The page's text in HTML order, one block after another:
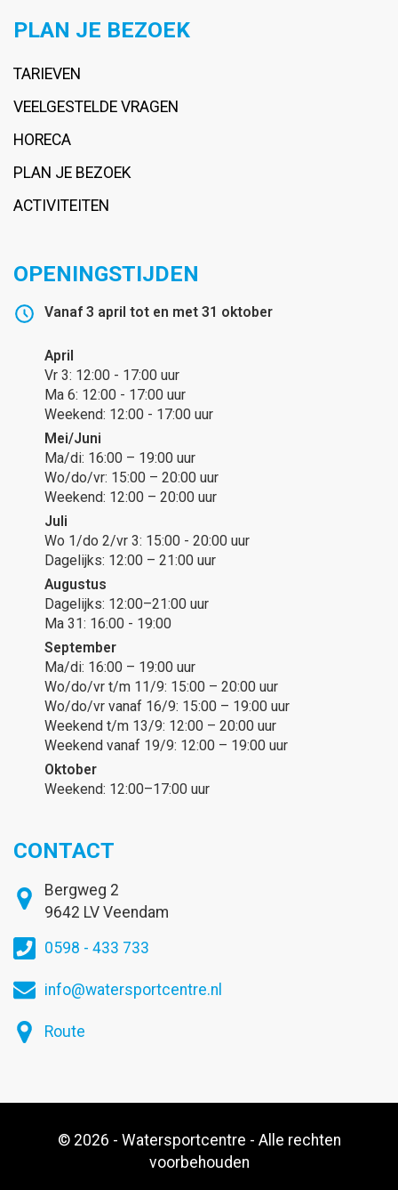
PLAN JE BEZOEK
TARIEVEN
VEELGESTELDE VRAGEN
HORECA
PLAN JE BEZOEK
ACTIVITEITEN
OPENINGSTIJDEN
Vanaf 3 april tot en met 31 oktober
April
Vr 3: 12:00 - 17:00 uur
Ma 6: 12:00 - 17:00 uur
Weekend: 12:00 - 17:00 uur
Mei/Juni
Ma/di: 16:00 – 19:00 uur
Wo/do/vr: 15:00 – 20:00 uur
Weekend: 12:00 – 20:00 uur
Juli
Wo 1/do 2/vr 3: 15:00 - 20:00 uur
Dagelijks: 12:00 – 21:00 uur
Augustus
Dagelijks: 12:00–21:00 uur
Ma 31: 16:00 - 19:00
September
Ma/di: 16:00 – 19:00 uur
Wo/do/vr t/m 11/9: 15:00 – 20:00 uur
Wo/do/vr vanaf 16/9: 15:00 – 19:00 uur
Weekend t/m 13/9: 12:00 – 20:00 uur
Weekend vanaf 19/9: 12:00 – 19:00 uur
Oktober
Weekend: 12:00–17:00 uur
CONTACT
Bergweg 2
9642 LV Veendam
0598 - 433 733
info@watersportcentre.nl
Route
© 2026 - Watersportcentre - Alle rechten
voorbehouden